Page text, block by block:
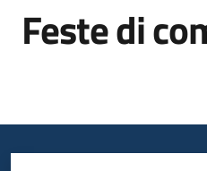
famiglie
Feste di